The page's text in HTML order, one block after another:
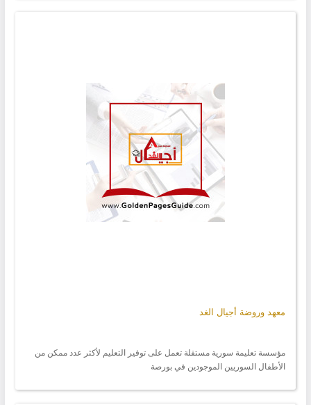
معهد وروضة أجيال الغد
مؤسسة تعليمة سورية مستقلة تعمل على توفير التعليم لأكثر عدد ممكن من
الأطفال السوريين الموجودين في بورصة